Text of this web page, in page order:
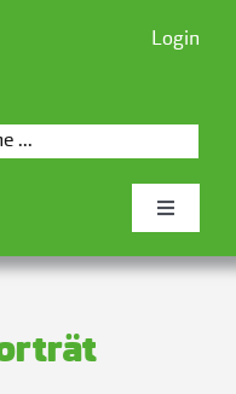
Login
Toggle